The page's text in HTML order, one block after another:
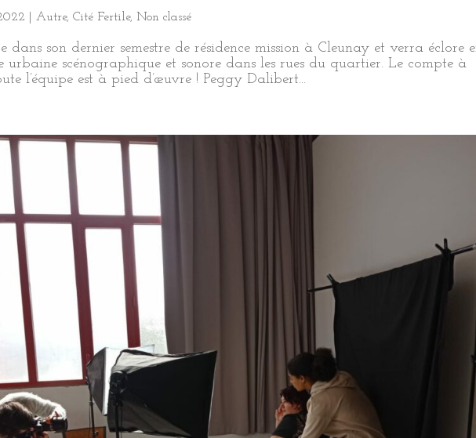
|Autre,Cité Fertile, Non classé
dans son dernier semestre de résidence mission à Cleunay et verra éclore
urbaine scénographique et sonore dans les rues du quartier. Le compte à
l’équipe est à pied d’œuvre ! Peggy Dalibert...